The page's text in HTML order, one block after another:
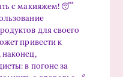
с макияжем! 😴
для своего
привести к
в погоне за